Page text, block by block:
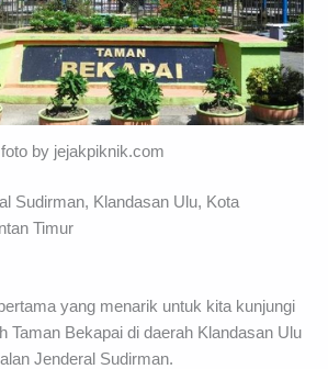
foto by jejakpiknik.com
Sudirman, Klandasan Ulu, Kota
Timur
yang menarik untuk kita kunjungi
Taman Bekapai di daerah Klandasan Ulu
Jenderal Sudirman.